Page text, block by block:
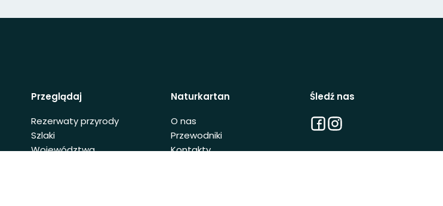
Przeglądaj
Rezerwaty przyrody
Szlaki
Województwa
Naturkartan
O nas
Przewodniki
Kontakty
Śledź nas
Facebook
Instagram